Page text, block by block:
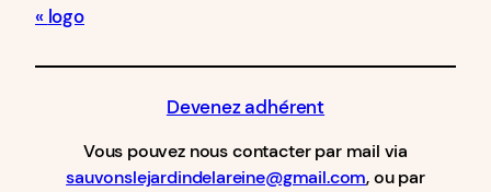
logo
Devenez adhérent
Vous pouvez nous contacter par mail via
sauvonslejardindelareine@gmail.com, ou par